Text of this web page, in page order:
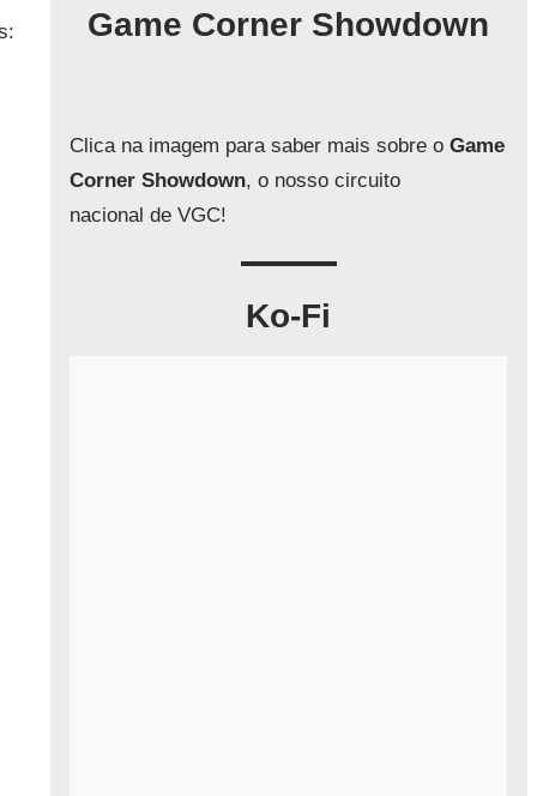
Game Corner Showdown
Clica na imagem para saber mais sobre oGame
Corner Showdown, o nosso circuito
nacional de VGC!
Ko-Fi